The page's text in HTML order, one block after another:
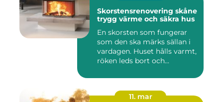
Skorstensrenovering skåne
trygg värme och säkra hus
En skorsten som fungerar
som den ska märks sällan i
vardagen. Huset hålls varmt,
röken leds bort och...
11. mar